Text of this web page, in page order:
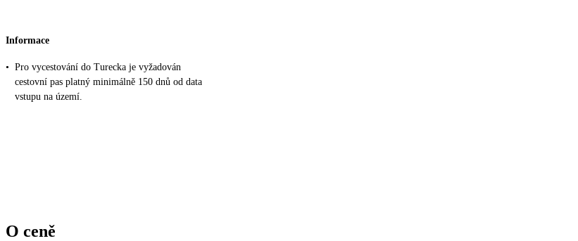
Informace
• Pro vycestování do Turecka je vyžadován
cestovní pas platný minimálně 150 dnů od data
vstupu na území.
O ceně